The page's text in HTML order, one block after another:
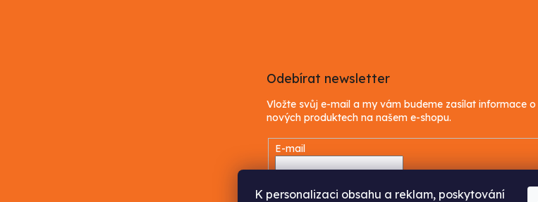
K personalizaci obsahu a reklam, poskytování
Odebírat newsletter
Vložte svůj e-mail a my vám budeme zasílat informace o
nových produktech na našem e-shopu.
E-mail
osobních údajů